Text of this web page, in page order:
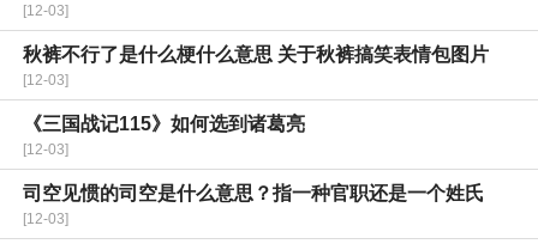
[12-03]
秋裤不行了是什么梗什么意思 关于秋裤搞笑表情包图片
[12-03]
《三国战记115》如何选到诸葛亮
[12-03]
司空见惯的司空是什么意思？指一种官职还是一个姓氏
[12-03]